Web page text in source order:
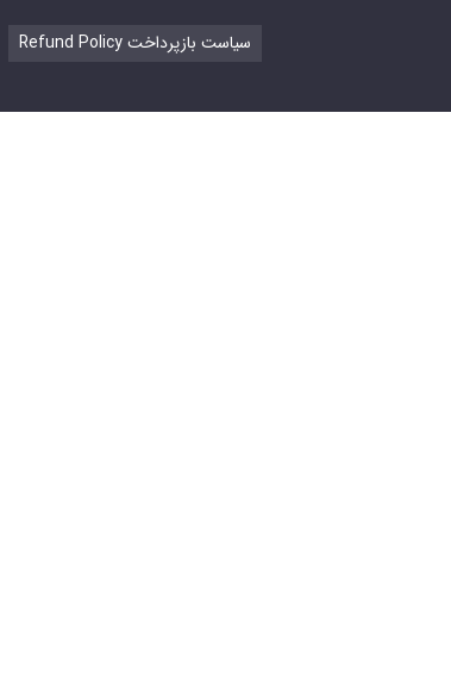
Refund Policy سیاست بازپرداخت